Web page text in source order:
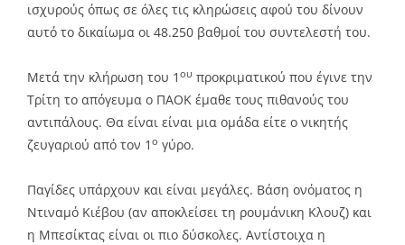
ισχυρούς όπως σε όλες τις κληρώσεις αφού του δίνουν
αυτό το δικαίωμα οι 48.250 βαθμοί του συντελεστή του.
Μετά την κλήρωση του 1 ου προκριματικού που έγινε την
Τρίτη το απόγευμα ο ΠΑΟΚ έμαθε τους πιθανούς του
αντιπάλους. Θα είναι είναι μια ομάδα είτε ο νικητής
ζευγαριού από τον 1 ο γύρο.
Παγίδες υπάρχουν και είναι μεγάλες. Βάση ονόματος η
Ντιναμό Κιέβου (αν αποκλείσει τη ρουμάνικη Κλουζ) και
η Μπεσίκτας είναι οι πιο δύσκολες. Αντίστοιχα η